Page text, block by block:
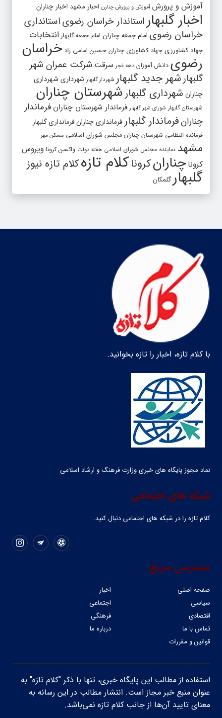
آموزش و پرورش آموزش و پرورش چنارن اخبار مشهد اخبار چناران
اخبار گلبهار استاندار خراسان رضویاستانداری
خراسان رضوی امام جمعه چناران امام جمعه گلبهار انتخابات
جهاد کشاورزی جهاد کشاورزی چناران حسین امامی راد خراسان
رضوی دانش آموزان دهه فجر سرقت شرکت عمران شهر
گلبهارشهر جدید گلبهار شهردار گلبهار شهرداری شهرداری
چناران شهرداری گلبهار شهرستان چناران
شهرستان گلبهار شورای شهر گلبهار فرماندار شهرستان چناران فرماندار
چنارانفرماندار گلبهار فرمانداری چنارانفرمانداری گلبهار
فرمانده انتظامی شهرستان چناران مجلس شورای اسلامی مسکن مهر
مشهد نماینده مجلس شورای اسلامی هفته دولت واکسن کرونا ویروس
کرونا چنارانکروناکلام تازهکلام تازه نیوز
گلبهارگلمکان
با کلام تازه، اخبار را تازه بخوانید.
نماد مجوز پایگاه های خبری وزارت فرهنگ و ارشاد اسلامی
شبکه های اجتماعی
کلام تازه را در شبکه ‌های اجتماعی دنبال کنید.
دسترسی سریع
صفحه اصلی
اخبار
سیاسی
اجتماعی
اقتصادی
فرهنگی
تماس با ما
درباره ما
قوانین و مقررات
استفاده از مطالب این پایگاه خبری، تنها با ذکر "کلام تازه" به
عنوان منبع خبر مجاز است. انتشار مطالب در این رسانه به
معنای تایید آن‌ها از جانب کلام تازه نمی‌باشد.